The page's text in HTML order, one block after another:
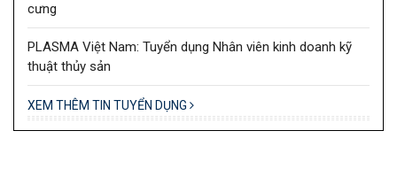
cưng
PLASMA Việt Nam: Tuyển dụng Nhân viên kinh doanh kỹ
thuật thủy sản
XEM THÊM TIN TUYỂN DỤNG